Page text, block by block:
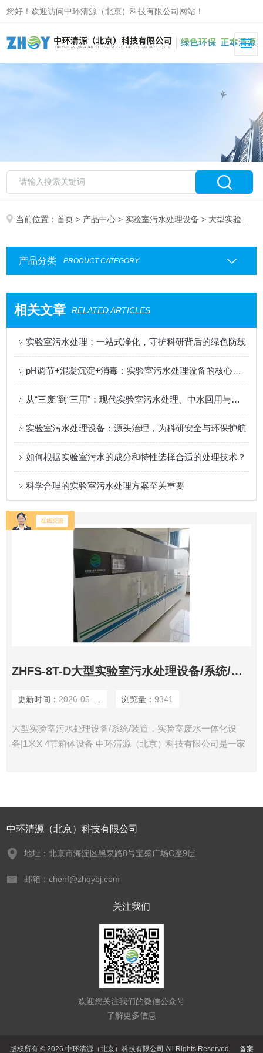
您好！欢迎访问中环清源（北京）科技有限公司网站！
当前位置：首页 > 产品中心 > 实验室污水处理设备 > 大型实验室污水处理设备
产品分类 PRODUCT CATEGORY
相关文章 RELATED ARTICLES
实验室污水处理：一站式净化，守护科研背后的绿色防线
pH调节+混凝沉淀+消毒：实验室污水处理设备的核心工艺与去除率详解
从“三废”到“三用”：现代实验室污水处理、中水回用与减量化管理
实验室污水处理设备：源头治理，为科研安全与环保护航​​
如何根据实验室污水的成分和特性选择合适的处理技术？
科学合理的实验室污水处理方案至关重要
ZHFS-8T-D大型实验室污水处理设备/系统/装置
更新时间： 2026-05-25 浏览量： 9341
大型实验室污水处理设备/系统/装置，实验室废水一体化设
备|1米X 4节箱体设备 中环清源（北京）科技有限公司是一家
中环清源（北京）科技有限公司
地址：北京市海淀区黑泉路8号宝盛广场C座9层
邮箱：chenf@zhqybj.com
关注我们
欢迎您关注我们的微信公众号
了解更多信息
版权所有 © 2026 中环清源（北京）科技有限公司 All Rights Reserved 备案